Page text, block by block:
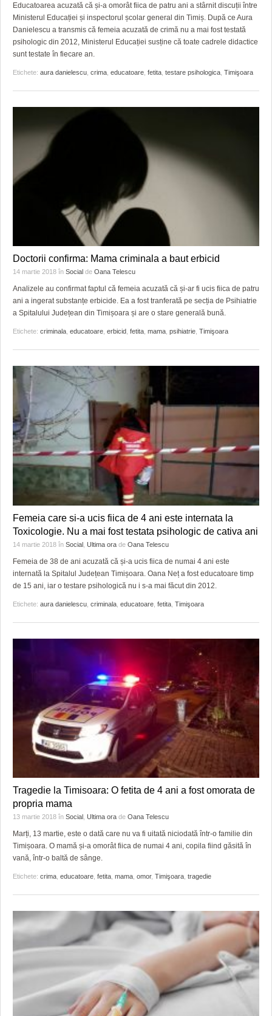
Educatoarea acuzată că și-a omorât fiica de patru ani a stârnit discuții între
Ministerul Educației și inspectorul școlar general din Timiș. După ce Aura
Danielescu a transmis că femeia acuzată de crimă nu a mai fost testată
psihologic din 2012, Ministerul Educației susține că toate cadrele didactice
sunt testate în fiecare an.
Etichete: aura danielescu crima educatoare fetita testare psihologica Timişoara
Doctorii confirma: Mama criminala a baut erbicid
14 martie 2018 în Social de Oana Telescu
Analizele au confirmat faptul că femeia acuzată că și-ar fi ucis fiica de patru
ani a ingerat substanțe erbicide. Ea a fost tranferată pe secția de Psihiatrie
a Spitalului Județean din Timișoara și are o stare generală bună.
Etichete: criminala educatoare erbicid fetita mama psihiatrie Timişoara
Femeia care si-a ucis fiica de 4 ani este internata la
Toxicologie. Nu a mai fost testata psihologic de cativa ani
14 martie 2018 în Social Ultima ora de Oana Telescu
Femeia de 38 de ani acuzată că și-a ucis fiica de numai 4 ani este
internată la Spitalul Județean Timișoara. Oana Neț a fost educatoare timp
de 15 ani, iar o testare psihologică nu i s-a mai făcut din 2012.
Etichete: aura danielescu criminala educatoare fetita Timişoara
Tragedie la Timisoara: O fetita de 4 ani a fost omorata de
propria mama
13 martie 2018 în Social Ultima ora de Oana Telescu
Marți, 13 martie, este o dată care nu va fi uitată niciodată într-o familie din
Timișoara. O mamă și-a omorât fiica de numai 4 ani, copila fiind găsită în
vană, într-o baltă de sânge.
Etichete: crima educatoare fetita mama omor, Timişoara tragedie